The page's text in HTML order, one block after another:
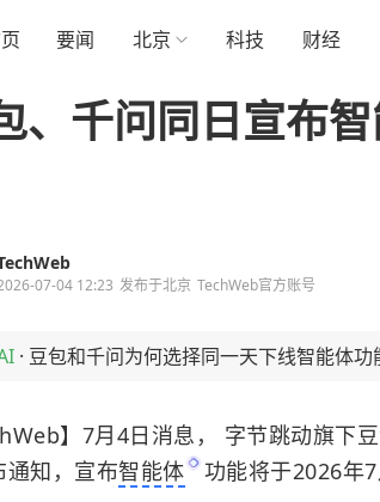
要闻 北京 科技 财经
、千问同日宣布
07-04 12:23 发布于北京 TechWeb官方账号
· 豆包和千问为何选择同一天下线智能体功
】7月4日消息， 字节跳动旗下
通知，宣布智能体 功能将于2026年7